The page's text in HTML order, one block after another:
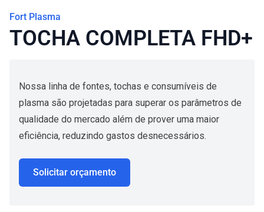
Fort Plasma
TOCHA COMPLETA FHD+
Nossa linha de fontes, tochas e consumíveis de
plasma são projetadas para superar os parâmetros de
qualidade do mercado além de prover uma maior
eficiência, reduzindo gastos desnecessários.
Solicitar orçamento